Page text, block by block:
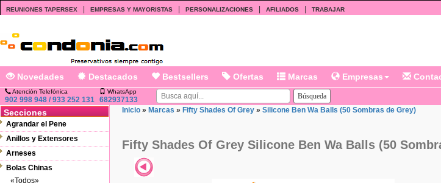
REUNIONES TAPERSEX EMPRESAS Y MAYORISTAS PERSONALIZACIONES AFILIADOS TRABAJAR
Novedades Destacados Bestsellers Ofertas Marcas Empresas
Atención Telefónica
902 998 948 / 933 252 131
WhatsApp
682937133
Secciones
Agrandar el Pene
Anillos y Extensores
Arneses
Bolas Chinas
«Todos»
Inicio » Marcas » Fifty Shades Of Grey » Silicone Ben Wa Balls (50 Sombras de Grey)
Fifty Shades Of Grey Silicone Ben Wa Balls (50